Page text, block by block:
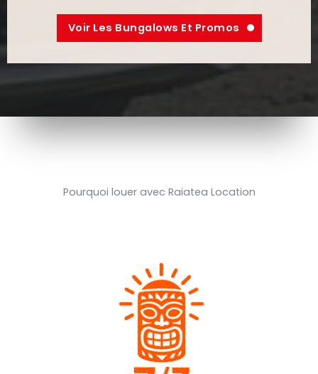
Voir Les Bungalows Et Promos
Pourquoi louer avec Raiatea Location